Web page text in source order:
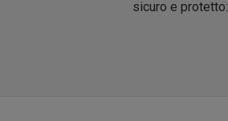
sicuro e protetto: